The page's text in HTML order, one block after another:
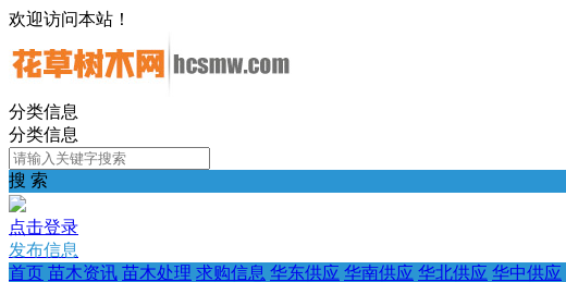
欢迎访问本站！
分类信息
分类信息
搜 索
点击登录
发布信息
首页 苗木资讯 苗木处理 求购信息 华东供应 华南供应 华北供应 华中供应